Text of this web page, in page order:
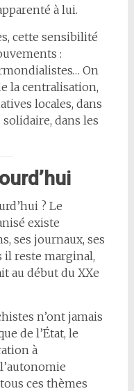
à lui.
cette sensibilité
:
On
la centralisation,
locales, dans
dans les
? Le
existe
ses journaux, ses
il reste marginal,
au début du XXe
n’ont jamais
de l’État, le
à
ces thèmes